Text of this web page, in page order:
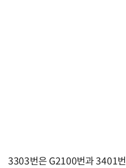
3303번은 G2100번과 3401번